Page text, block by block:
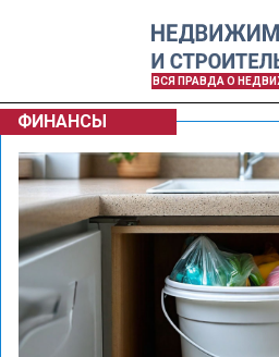
ВСЯ ПРАВДА О
ФИНАНСЫ